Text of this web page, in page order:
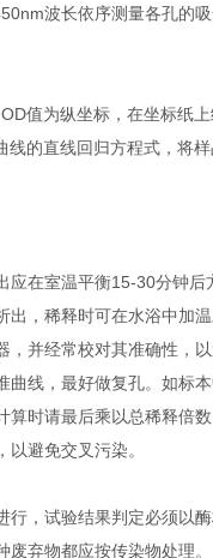
波长依序测量各孔的
值为纵坐标，在坐标纸
线的直线回归方程式，将
应在室温平衡15-30分钟
出，稀释时可在水浴中加
，并经常校对其准确性，
曲线，最好做复孔。如标
算时请最后乘以总稀释倍
避免交叉污染。
行，试验结果判定必须以
弃物都应按传染物处理。